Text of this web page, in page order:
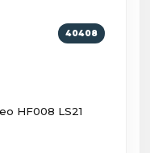
40408
HF008 LS21